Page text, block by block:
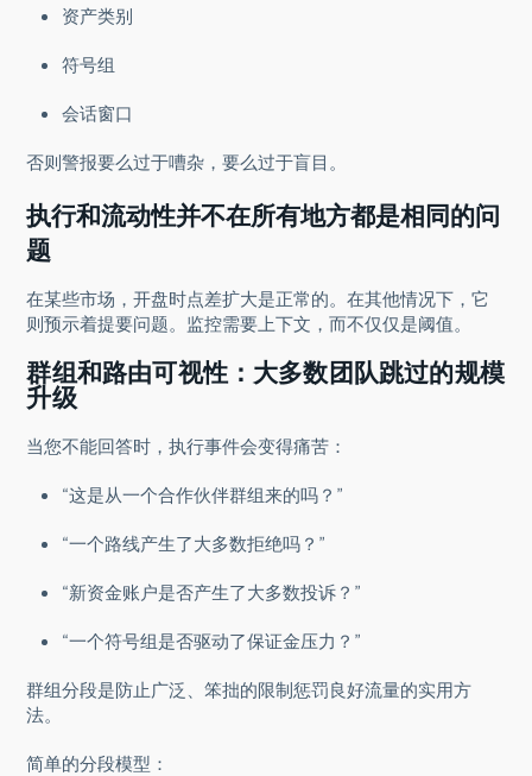
资产类别
符号组
会话窗口
否则警报要么过于嘈杂，要么过于盲目。
执行和流动性并不在所有地方都是相同的问
题
在某些市场，开盘时点差扩大是正常的。在其他情况下，它
则预示着提要问题。监控需要上下文，而不仅仅是阈值。
群组和路由可视性：大多数团队跳过的规模
升级
当您不能回答时，执行事件会变得痛苦：
“这是从一个合作伙伴群组来的吗？”
“一个路线产生了大多数拒绝吗？”
“新资金账户是否产生了大多数投诉？”
“一个符号组是否驱动了保证金压力？”
群组分段是防止广泛、笨拙的限制惩罚良好流量的实用方
法。
简单的分段模型：